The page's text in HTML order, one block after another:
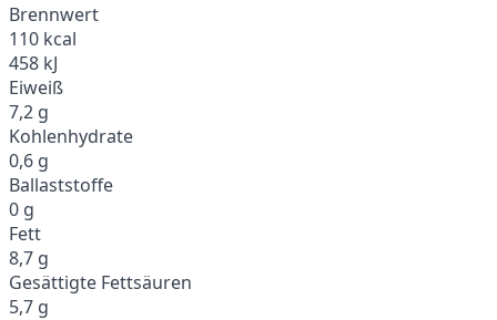
Brennwert
110 kcal
458 kJ
Eiweiß
7,2 g
Kohlenhydrate
0,6 g
Ballaststoffe
0 g
Fett
8,7 g
Gesättigte Fettsäuren
5,7 g